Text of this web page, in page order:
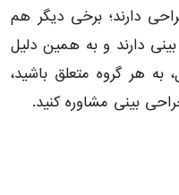
دارند؛ برخی دیگر هم
دارند و به همین دلیل
هر گروه متعلق باشید،
بینی مشاوره کنید.